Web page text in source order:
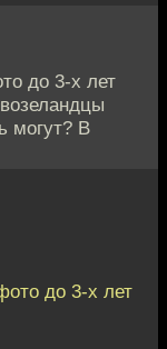
до 3-х лет
могут? В
до 3-х лет